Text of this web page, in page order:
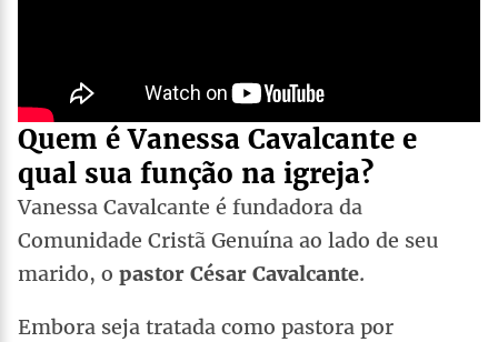
Quem é Vanessa Cavalcante e
qual sua função na igreja?
Vanessa Cavalcante é fundadora da
Comunidade Cristã Genuína ao lado de seu
marido, o pastor César Cavalcante.
Embora seja tratada como pastora por